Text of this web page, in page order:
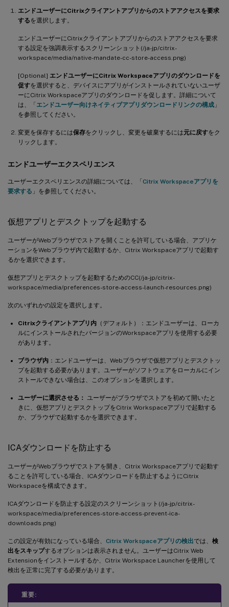
エンドユーザーにCitrixクライアントアプリからのストアアクセスを要求
するを選択します。
エンドユーザーにCitrixクライアントアプリからのストアアクセスを要求
する設定を強調表示するスクリーンショット(/ja-jp/citrix-
workspace/media/native-mandate-cc-store-access.png)
[Optional] エンドユーザーにCitrix Workspaceアプリのダウンロードを
促すを選択すると、デバイスにアプリがインストールされていないユーザ
ーにCitrix Workspaceアプリのダウンロードを促します。詳細について
は、「エンドユーザー向けネイティブアプリダウンロードリンクの構成 」
を参照してください。
変更を保存するには保存をクリックし、変更を破棄するには元に戻すをク
リックします。
エンドユーザーエクスペリエンス
ユーザーエクスペリエンスの詳細については、「Citrix Workspaceアプリを
要求する 」を参照してください。
仮想アプリとデスクトップを起動する
ユーザーがWebブラウザでストアを開くことを許可している場合、アプリケ
ーションをWebブラウザ内で起動するか、Citrix Workspaceアプリで起動す
るかを選択できます。
仮想アプリとデスクトップを起動するためのCC(/ja-jp/citrix-
workspace/media/preferences-store-access-launch-resources.png)
次のいずれかの設定を選択します。
Citrixクライアントアプリ内 （デフォルト）：エンドユーザーは、ローカ
ルにインストールされたバージョンのWorkspaceアプリを使用する必要
があります。
ブラウザ内 ：エンドユーザーは、Webブラウザで仮想アプリとデスクトッ
プを起動する必要があります。ユーザーがソフトウェアをローカルにイン
ストールできない場合は、このオプションを選択します。
ユーザーに選択させる：
ユーザーがブラウザでストアを初めて開いたと
きに、仮想アプリとデスクトップをCitrix Workspaceアプリで起動する
か、ブラウザで起動するかを選択できます。
ICAダウンロードを防止する
ユーザーがWebブラウザでストアを開き、Citrix Workspaceアプリで起動す
ることを許可している場合、ICAダウンロードを防止するようにCitrix
Workspaceを構成できます。
ICAダウンロードを防止する設定のスクリーンショット(/ja-jp/citrix-
workspace/media/preferences-store-access-prevent-ica-
downloads.png)
この設定が有効になっている場合、 Citrix Workspaceアプリの検出では、 検
出をスキップするオプションは表示されません。ユーザーはCitrix Web
Extensionをインストールするか、Citrix Workspace Launcherを使用して
検出を正常に完了する必要があります。
重要: